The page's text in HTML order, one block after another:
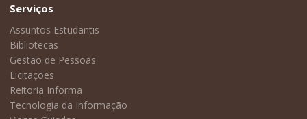
Serviços
Assuntos Estudantis
Bibliotecas
Gestão de Pessoas
Licitações
Reitoria Informa
Tecnologia da Informação